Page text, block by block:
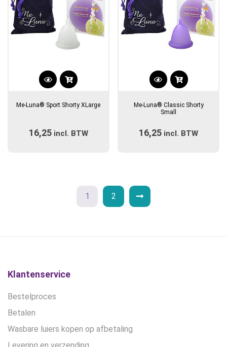
productpagina
productpagina
Dit
heeft
variaties.
Me-Luna® Sport Shorty XLarge
16,25 incl. BTW
Dit
heeft
variaties.
Me-Luna® Classic Shorty
Small
16,25 incl. BTW
1 2
Klantenservice
Bestelproces
Betalen
Wasbare luiers kopen op afbetaling